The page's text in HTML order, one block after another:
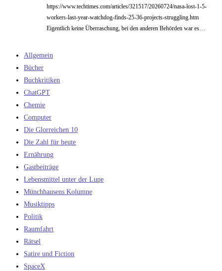
https://www.techtimes.com/articles/321517/20260724/nasa-lost-1-5-
workers-last-year-watchdog-finds-25-36-projects-struggling.htm
Eigentlich keine Überraschung, bei den anderen Behörden war es…
Allgemein
Bücher
Buchkritiken
ChatGPT
Chemie
Computer
Die Glorreichen 10
Die Zahl für heute
Ernährung
Gastbeiträge
Lebensmittel unter der Lupe
Münchhausens Kolumne
Musiktipps
Politik
Raumfahrt
Rätsel
Satire und Fiction
SpaceX